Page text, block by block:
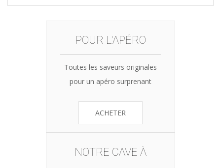
POUR L'APÉRO
Toutes les saveurs originales
pour un apéro surprenant
ACHETER
NOTRE CAVE À